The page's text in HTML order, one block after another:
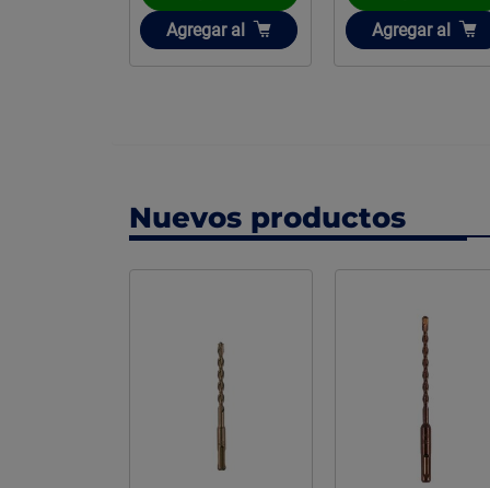
Añadir
Agregar al
Añadir
Agregar al
Nuevos productos